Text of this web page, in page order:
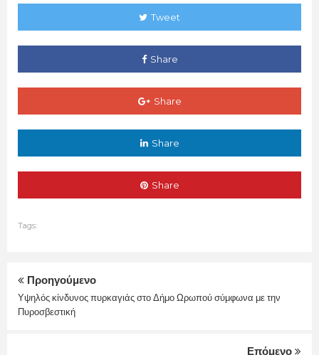
Tweet
Share
Share
Share
Share
Tags:
Προηγούμενο
Υψηλός κίνδυνος πυρκαγιάς στο Δήμο Ωρωπού σύμφωνα με την
Πυροσβεστική
Επόμενο